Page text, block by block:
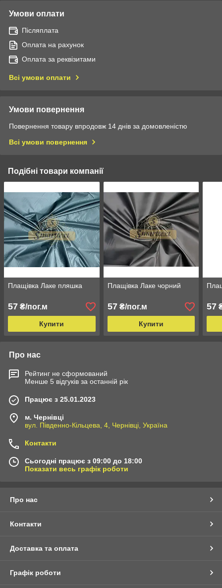
Умови оплати
Післяплата
Оплата на рахунок
Оплата за реквізитами
Всі умови оплати
Умови повернення
Повернення товару впродовж 14 днів за домовленістю
Всі умови повернення
Подібні товари компанії
Плащівка Лаке пляшка
57 ₴/пог.м
Купити
Плащівка Лаке чорний
57₴/пог.м
Купити
57
Про нас
Рейтинг не сформований
Менше 5 відгуків за останній рік
Працює з 25.01.2023
м. Чернівці
вул. Південно-Кільцева, 4, Чернівці, Україна
Контакти
Сьогодні працює з 09:00 до 18:00
Показати весь графік роботи
Про нас
Контакти
Доставка та оплата
Графік роботи